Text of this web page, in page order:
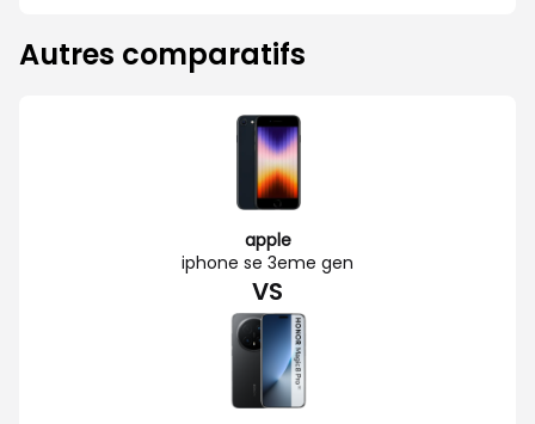
Autres comparatifs
apple
iphone se 3eme gen
VS